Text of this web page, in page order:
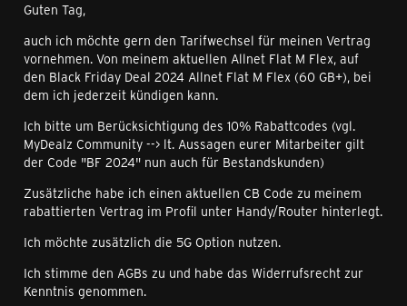
Guten Tag,
auch ich möchte gern den Tarifwechsel für meinen Vertrag
vornehmen. Von meinem aktuellen Allnet Flat M Flex, auf
den Black Friday Deal 2024 Allnet Flat M Flex (60 GB+), bei
dem ich jederzeit kündigen kann.
Ich bitte um Berücksichtigung des 10% Rabattcodes (vgl.
MyDealz Community --> lt. Aussagen eurer Mitarbeiter gilt
der Code "BF 2024" nun auch für Bestandskunden)
Zusätzliche habe ich einen aktuellen CB Code zu meinem
rabattierten Vertrag im Profil unter Handy/Router hinterlegt.
Ich möchte zusätzlich die 5G Option nutzen.
Ich stimme den AGBs zu und habe das Widerrufsrecht zur
Kenntnis genommen.